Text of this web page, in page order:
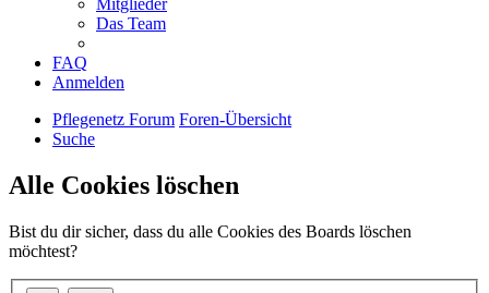
Mitglieder
Das Team
FAQ
Anmelden
Pflegenetz Forum Foren-Übersicht
Suche
Alle Cookies löschen
Bist du dir sicher, dass du alle Cookies des Boards löschen
möchtest?